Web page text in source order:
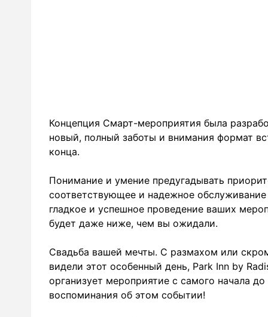
Концепция Смарт-мероприятия была
новый, полный заботы и внимания формат
конца.
Понимание и умение предугадывать
соответствующее и надежное
гладкое и успешное проведение ваших
будет даже ниже, чем вы ожидали.
Свадьба вашей мечты. С размахом или
видели этот особенный день, Park Inn by
организует мероприятие с самого начала
воспоминания об этом событии!